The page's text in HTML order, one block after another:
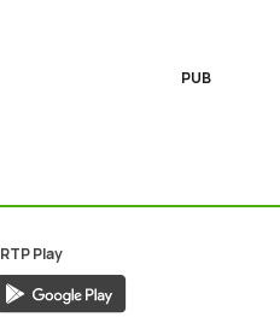
PUB
RTP Play